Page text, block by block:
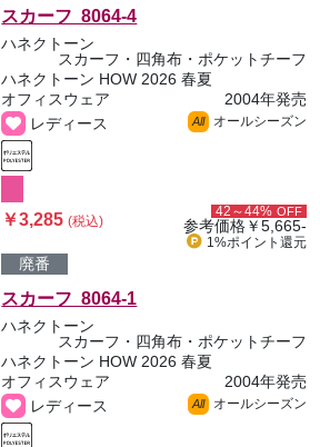
スカーフ 8064-4
ハネクトーン
スカーフ・四角布・ポケットチーフ
ハネクトーン HOW 2026 春夏
オフィスウェア
2004年発売
レディース
All オールシーズン
￥3,285(税込)
42～44% OFF
参考価格￥5,665-
1%ポイント 還元
廃番
スカーフ 8064-1
ハネクトーン
スカーフ・四角布・ポケットチーフ
ハネクトーン HOW 2026 春夏
オフィスウェア
2004年発売
レディース
All オールシーズン